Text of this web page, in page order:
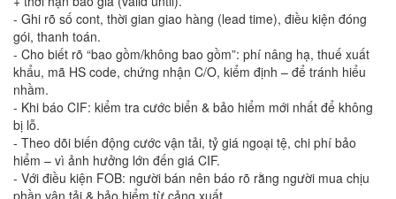
- Ghi rõ số cont, thời gian giao hàng (lead time), điều kiện đóng
gói, thanh toán.
- Cho biết rõ “bao gồm/không bao gồm”: phí nâng hạ, thuế xuất
khẩu, mã HS code, chứng nhận C/O, kiểm định – để tránh hiểu
nhầm.
- Khi báo CIF: kiểm tra cước biển & bảo hiểm mới nhất để không
bị lỗ.
- Theo dõi biến động cước vận tải, tỷ giá ngoại tệ, chi phí bảo
hiểm – vì ảnh hưởng lớn đến giá CIF.
- Với điều kiện FOB: người bán nên báo rõ rằng người mua chịu
phần vận tải & bảo hiểm từ cảng xuất.